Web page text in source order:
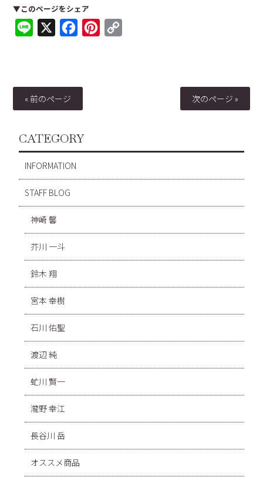
▼このページをシェア
Line FacebookPinterest
« 前のページ 次のページ »
CATEGORY
INFORMATION
STAFF BLOG
神崎 馨
芥川 一斗
鈴木 翔
宮本 幸樹
石川 佑聖
渡辺 純
虻川 賢一
瀧野 幸江
長谷川 岳
オススメ商品